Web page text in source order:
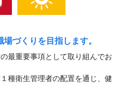
づくりを目指します。
最重要事項として取り組んでお
種衛生管理者の配置を通じ、健